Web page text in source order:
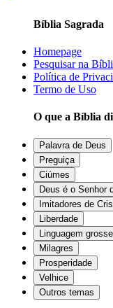
Bíblia Sagrada
Homepage
Pesquisar na
Política de
Termo de Uso
O que a Bíblia
Palavra de Deus
Preguiça
Ciúmes
Deus é o Senhor
Imitadores de
Liberdade
Linguagem
Milagres
Prosperidade
Velhice
Outros temas